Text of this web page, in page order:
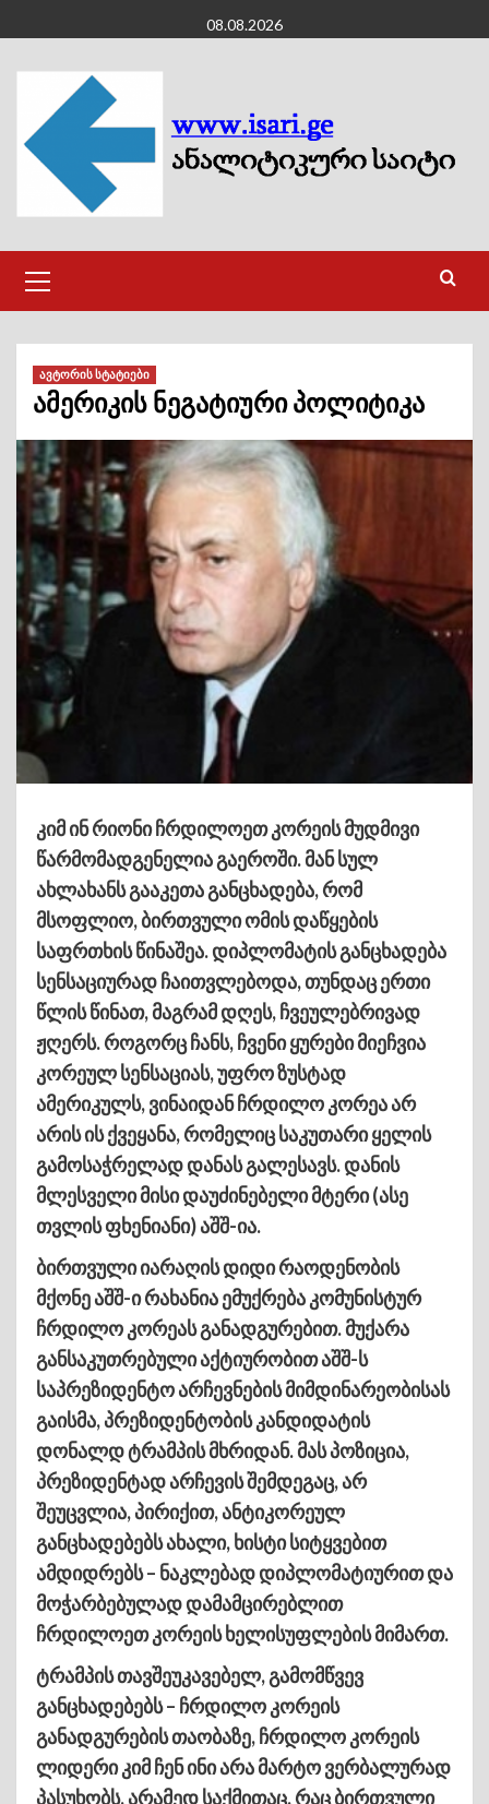
to
content
08.08.2026
Menu
ავტორის სტატიები
ამერიკის ნეგატიური პოლიტიკა
კიმ ინ რიონი ჩრდილოეთ კორეის მუდმივი
წარმომადგენელია გაეროში. მან სულ
ახლახანს გააკეთა განცხადება, რომ
მსოფლიო, ბირთვული ომის დაწყების
საფრთხის წინაშეა. დიპლომატის განცხადება
სენსაციურად ჩაითვლებოდა, თუნდაც ერთი
წლის წინათ, მაგრამ დღეს, ჩვეულებრივად
ჟღერს. როგორც ჩანს, ჩვენი ყურები მიეჩვია
კორეულ სენსაციას, უფრო ზუსტად
ამერიკულს, ვინაიდან ჩრდილო კორეა არ
არის ის ქვეყანა, რომელიც საკუთარი ყელის
გამოსაჭრელად დანას გალესავს. დანის
მლესველი მისი დაუძინებელი მტერი (ასე
თვლის ფხენიანი) აშშ-ია.
ბირთვული იარაღის დიდი რაოდენობის
მქონე აშშ-ი რახანია ემუქრება კომუნისტურ
ჩრდილო კორეას განადგურებით. მუქარა
განსაკუთრებული აქტიურობით აშშ-ს
საპრეზიდენტო არჩევნების მიმდინარეობისას
გაისმა, პრეზიდენტობის კანდიდატის
დონალდ ტრამპის მხრიდან. მას პოზიცია,
პრეზიდენტად არჩევის შემდეგაც, არ
შეუცვლია, პირიქით, ანტიკორეულ
განცხადებებს ახალი, ხისტი სიტყვებით
ამდიდრებს – ნაკლებად დიპლომატიურით და
მოჭარბებულად დამამცირებლით
ჩრდილოეთ კორეის ხელისუფლების მიმართ.
ტრამპის თავშეუკავებელ, გამომწვევ
განცხადებებს – ჩრდილო კორეის
განადგურების თაობაზე, ჩრდილო კორეის
ლიდერი კიმ ჩენ ინი არა მარტო ვერბალურად
პასუხობს, არამედ საქმითაც, რაც ბირთვული